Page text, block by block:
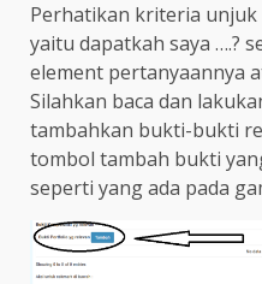
Perhatikan kriteria
yaitu dapatkah saya ….?
element pertanyaannya
Silahkan baca dan
tambahkan bukti-bukti
tombol tambah bukti
seperti yang ada pada